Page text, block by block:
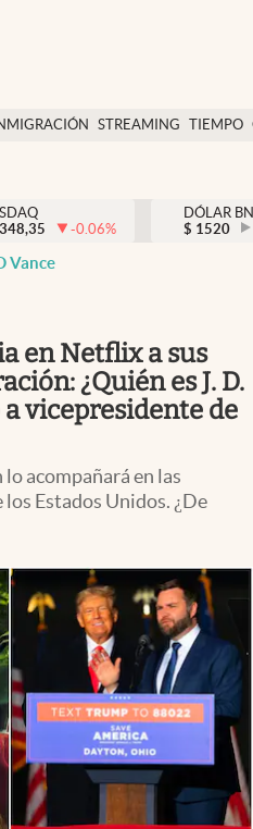
STREAMING TIEMPO
México
-0.06%
DÓLAR
$ 1520
Vance
en Netflix a sus
¿Quién es J. D.
vicepresidente de
acompañará en las
Estados Unidos. ¿De